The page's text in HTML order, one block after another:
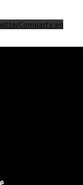
Compartir en